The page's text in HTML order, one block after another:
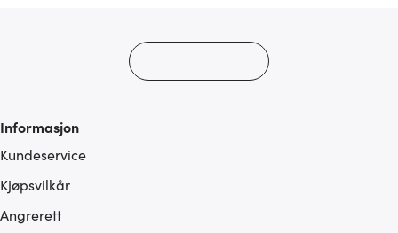
Informasjon
Kundeservice
Kjøpsvilkår
Angrerett